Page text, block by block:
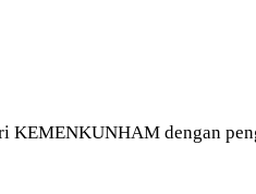
KEMENKUNHAM dengan